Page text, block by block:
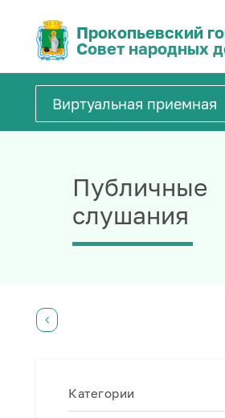
Прокопьевский
Совет народных
Виртуальная приемная
Публичные
слушания
Категории